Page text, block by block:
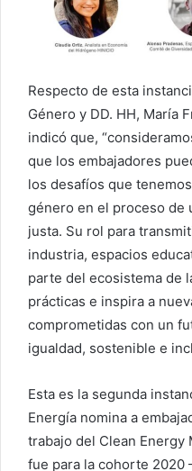
Respecto de esta
Género y DD. HH, María
indicó que,
que los embajadores
los desafíos que
género en el proceso de
justa. Su rol para
industria, espacios
parte del ecosistema de
prácticas e inspira a
comprometidas con un
igualdad, sostenible e
Esta es la segunda
Energía nomina a
trabajo del Clean Energy
fue para la cohorte 2020